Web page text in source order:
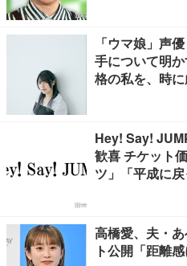
「ウマ娘」声
手について明
格の私を、時
Hey! Say!
歓喜 チケット
ツ」「平成に戻
高橋愛、夫・
ト公開「距離